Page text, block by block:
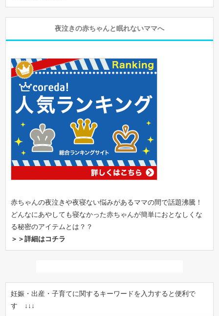
夜泣きの赤ちゃんと眠れないママへ
赤ちゃんの夜泣きや夜寝ない悩みがあるママの間で話題沸騰！
どんなにあやしても寝なかった赤ちゃんが簡単におとなしくな
る秘密のアイテムとは？？
＞＞詳細はコチラ
妊娠・出産・子育てに関するキーワードを入力すると便利で
す ↓↓↓